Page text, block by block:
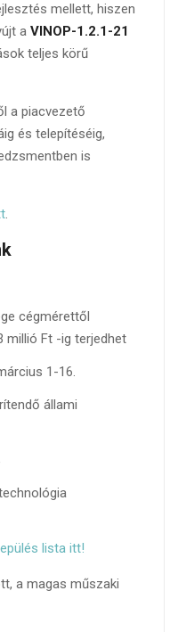
mellett, hiszen
a VINOP-1.2.1-21
teljes körű
a piacvezető
és telepítéséig,
is
.
cégmérettől
millió Ft -ig terjedhet
1-16.
állami
lista itt!
a magas műszaki